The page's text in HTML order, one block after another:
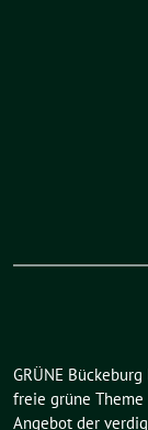
GRÜNE
freie grüne Theme
Angebot der